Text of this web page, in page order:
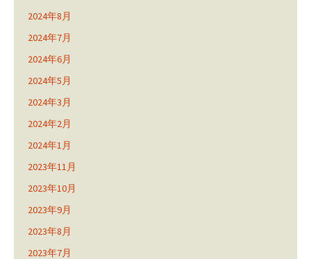
2024年8月
2024年7月
2024年6月
2024年5月
2024年3月
2024年2月
2024年1月
2023年11月
2023年10月
2023年9月
2023年8月
2023年7月